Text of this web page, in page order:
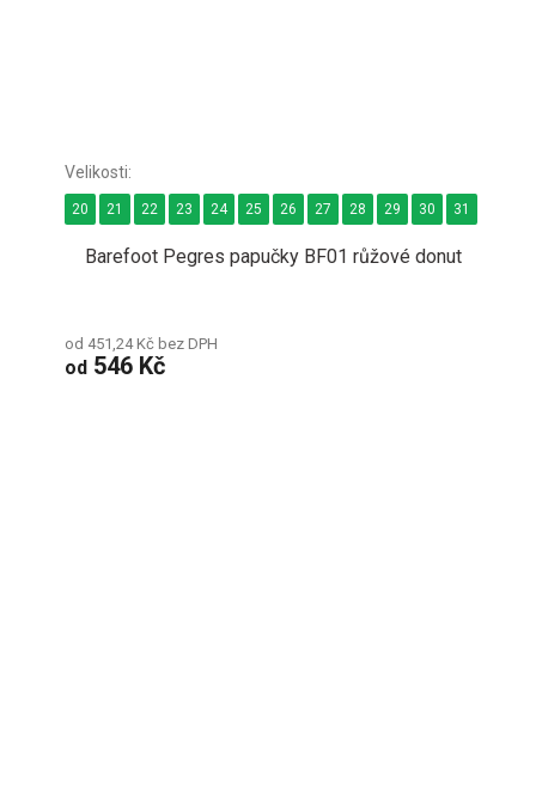
Barefoot Pegres papučky BF01 růžové donut
od 451,24 Kč bez DPH
od 546 Kč
20 21 22 23 24 25 26 27 28 29 30 31